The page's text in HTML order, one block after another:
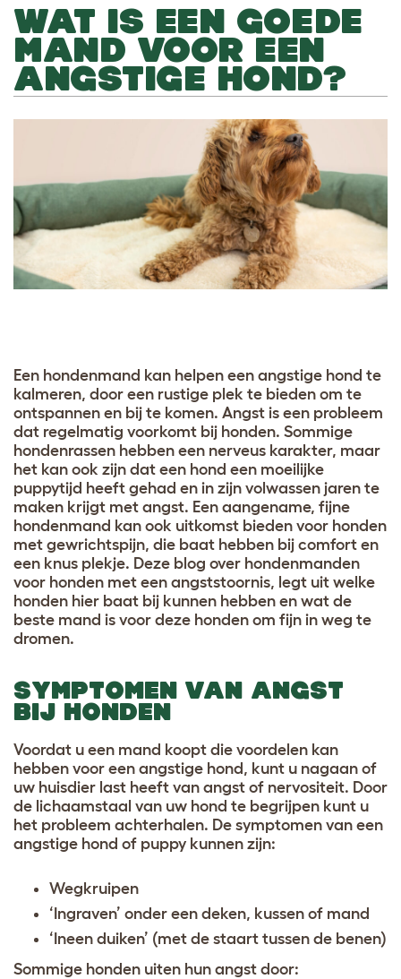
WAT IS EEN GOEDE
MAND VOOR EEN
ANGSTIGE HOND?
Een hondenmand kan helpen een angstige hond te
kalmeren, door een rustige plek te bieden om te
ontspannen en bij te komen. Angst is een probleem
dat regelmatig voorkomt bij honden. Sommige
hondenrassen hebben een nerveus karakter, maar
het kan ook zijn dat een hond een moeilijke
puppytijd heeft gehad en in zijn volwassen jaren te
maken krijgt met angst. Een aangename, fijne
hondenmand kan ook uitkomst bieden voor honden
met gewrichtspijn, die baat hebben bij comfort en
een knus plekje. Deze blog over hondenmanden
voor honden met een angststoornis, legt uit welke
honden hier baat bij kunnen hebben en wat de
beste mand is voor deze honden om fijn in weg te
dromen.
SYMPTOMEN VAN ANGST
BIJ HONDEN
Voordat u een mand koopt die voordelen kan
hebben voor een angstige hond, kunt u nagaan of
uw huisdier last heeft van angst of nervositeit. Door
de lichaamstaal van uw hond te begrijpen kunt u
het probleem achterhalen. De symptomen van een
angstige hond of puppy kunnen zijn:
Wegkruipen
‘Ingraven’ onder een deken, kussen of mand
‘Ineen duiken’ (met de staart tussen de benen)
Sommige honden uiten hun angst door: